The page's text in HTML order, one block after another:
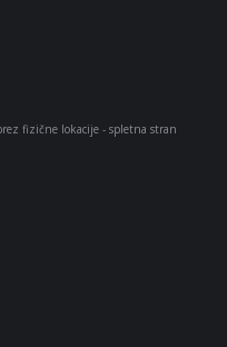
fizične lokacije - spletna stran